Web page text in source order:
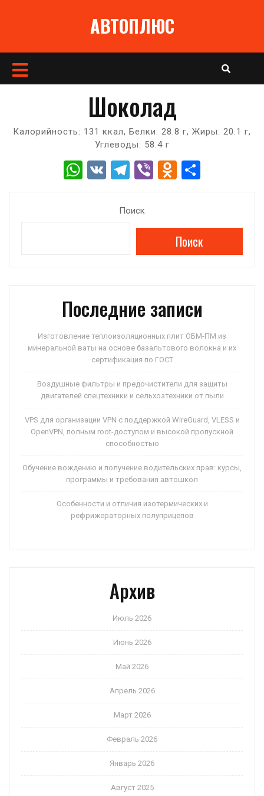
АВТОПЛЮС
Кнопка
Шоколад
Калорийность: 131 ккал, Белки: 28.8 г, Жиры: 20.1 г,
Углеводы: 58.4 г
W V T
e
gr
Vi O
o
kl
ni
ki
р
ть
Поиск
Поиск
Последние записи
Изготовление теплоизоляционных плит ОБМ-ПМ из
минеральной ваты на основе базальтового волокна и их
сертификация по ГОСТ
Воздушные фильтры и предочистители для защиты
двигателей спецтехники и сельхозтехники от пыли
VPS для организации VPN с поддержкой WireGuard, VLESS и
OpenVPN, полным root-доступом и высокой пропускной
способностью
Обучение вождению и получение водительских прав: курсы,
программы и требования автошкол
Особенности и отличия изотермических и
рефрижераторных полуприцепов
Архив
Июль 2026
Июнь 2026
Май 2026
Апрель 2026
Март 2026
Февраль 2026
Январь 2026
Август 2025